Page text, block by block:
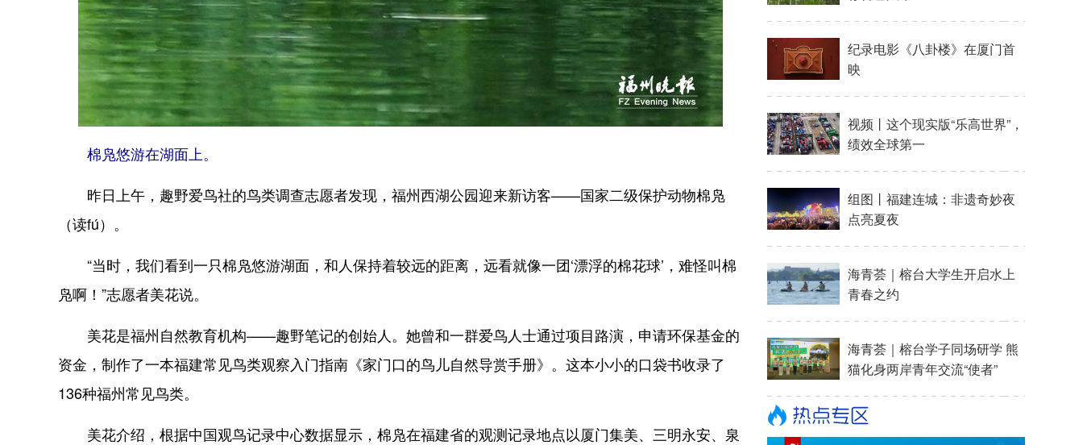
棉凫悠游在湖面上。
昨日上午，趣野爱鸟社的鸟类调查志愿者发现，福州西湖公园迎来新访客——国家二级保护动物棉凫
（读fú）。
“当时，我们看到一只棉凫悠游湖面，和人保持着较远的距离，远看就像一团‘漂浮的棉花球’，难怪叫棉
凫啊！”志愿者美花说。
美花是福州自然教育机构——趣野笔记的创始人。她曾和一群爱鸟人士通过项目路演，申请环保基金的
资金，制作了一本福建常见鸟类观察入门指南《家门口的鸟儿自然导赏手册》。这本小小的口袋书收录了
136种福州常见鸟类。
美花介绍，根据中国观鸟记录中心数据显示，棉凫在福建省的观测记录地点以厦门集美、三明永安、泉